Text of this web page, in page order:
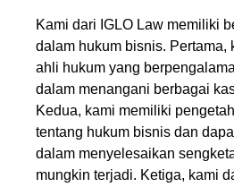
Kami dari IGLO Law memiliki
dalam hukum bisnis. Pertama,
ahli hukum yang
dalam menangani berbagai
Kedua, kami memiliki
tentang hukum bisnis dan
dalam menyelesaikan
mungkin terjadi. Ketiga, kami